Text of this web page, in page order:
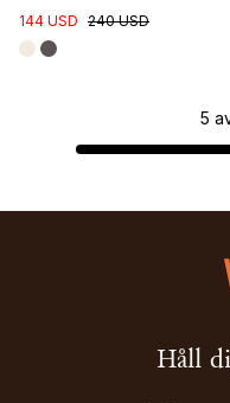
144 USD 240 USD
5
Håll